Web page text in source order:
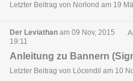
Letzter Beitrag von Norlond am 19
Der Leviathan am 09 Nov, 2015
19:11
Anleitung zu Bannern
Letzter Beitrag von Lócendil am 10